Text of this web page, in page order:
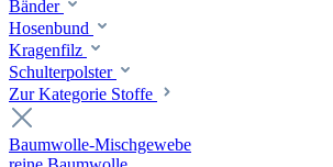
Bänder
Hosenbund
Kragenfilz
Schulterpolster
Zur Kategorie Stoffe
Baumwolle-Mischgewebe